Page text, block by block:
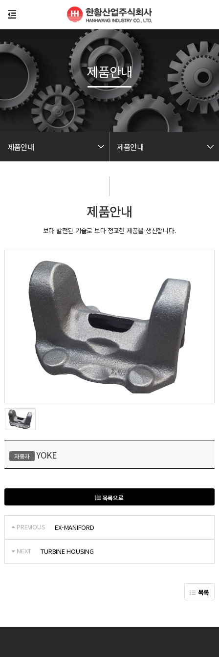
제품안내 제품안내
제품안내
제품안내
보다 발전된 기술로 보다 정교한 제품을 생산합니다.
자동차 YOKE
목록으로
PREVIOUS EX-MANIFORD
NEXT TURBINE HOUSING
목록